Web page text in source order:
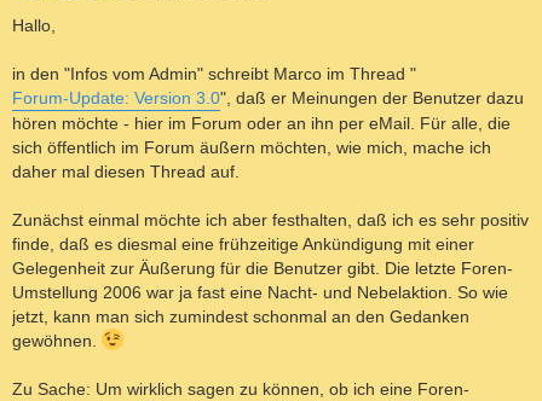
H
E
g
Hallo,
in den "Infos vom Admin" schreibt Marco im Thread "
Forum-Update: Version 3.0", daß er Meinungen der Benutzer dazu
hören möchte - hier im Forum oder an ihn per eMail. Für alle, die
sich öffentlich im Forum äußern möchten, wie mich, mache ich
daher mal diesen Thread auf.
Zunächst einmal möchte ich aber festhalten, daß ich es sehr positiv
finde, daß es diesmal eine frühzeitige Ankündigung mit einer
Gelegenheit zur Äußerung für die Benutzer gibt. Die letzte Foren-
Umstellung 2006 war ja fast eine Nacht- und Nebelaktion. So wie
jetzt, kann man sich zumindest schonmal an den Gedanken
gewöhnen.
Zu Sache: Um wirklich sagen zu können, ob ich eine Foren-